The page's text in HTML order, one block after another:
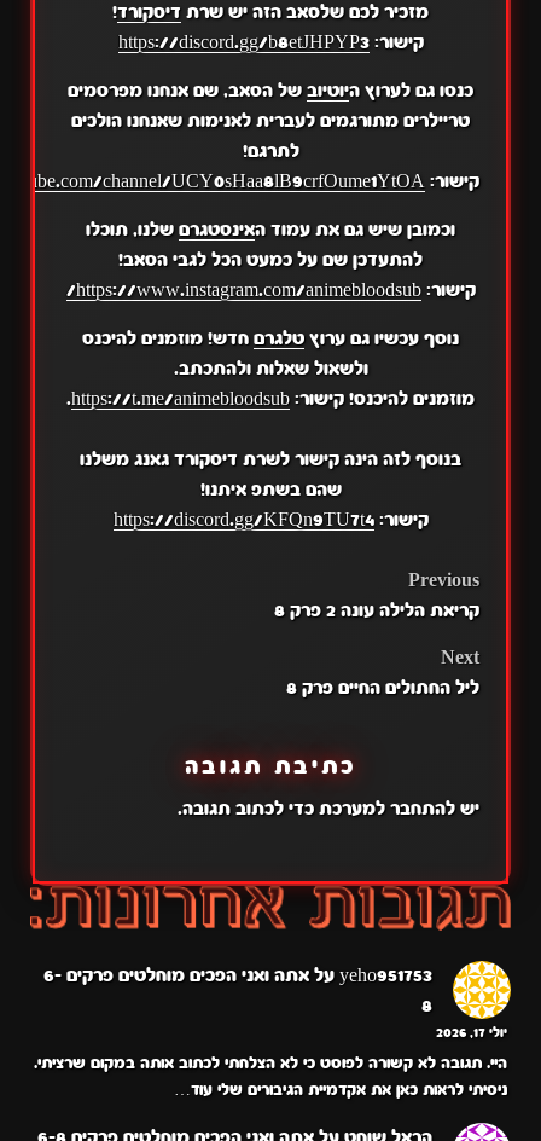
מזכיר לכם שלסאב הזה יש שרת דיסקורד!
קישור:https://discord.gg/b8etJHPYP3
כנסו גם לערוץ היוטיובשל הסאב, שם אנחנו מפרסמים
טריילרים מתורגמים לעברית לאנימות שאנחנו הולכים
לתרגם!
קישור: channel/UCY0sHaa8lB9crfOume1YtOA
וכמובן שיש גם את עמוד האינסטגרםשלנו, תוכלו
להתעדכן שם על כמעט הכל לגבי הסאב!
קישור:https://www.instagram.com/animebloodsub/
נוסף עכשיו גם ערוץטלגרםחדש! מוזמנים להיכנס
ולשאול שאלות ולהתכתב.
מוזמנים להיכנס! קישור: https://t.me/animebloodsub
.
בנוסף לזה הינה קישור לשרת דיסקורד גאנג משלנו
שהם בשתפ איתנו!
קישור:https://discord.gg/KFQn9TU7t4
POST
Previous
קריאת הלילה עונה 2 פרק 8
Next
ליל החתולים החיים פרק 8
כתיבת תגובה
יש להתחבר למערכתכדי לכתוב תגובה.
yeho951753 על
אתה ואני הפכים מוחלטים פרקים 6-
8
יולי 17, 2026
היי. תגובה לא קשורה לפוסט כי לא הצלחתי לכתוב אותה במקום שרציתי.
ניסיתי לראות כאן את אקדמיית הגיבורים שלי עוד…
הראל שוחט על אתה ואני הפכים מוחלטים פרקים 6-8